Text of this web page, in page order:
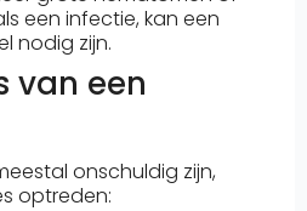
een infectie, kan een
nodig zijn.
van een
onschuldig zijn,
optreden: